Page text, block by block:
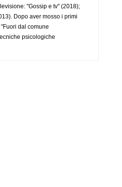
"Gossip e tv" (2018);
Dopo aver mosso i primi
dal comune
psicologiche